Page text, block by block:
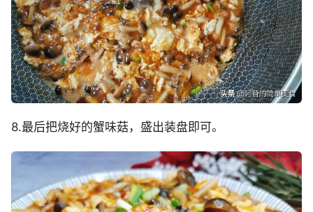
8.最后把烧好的蟹味菇，盛出装盘即可。